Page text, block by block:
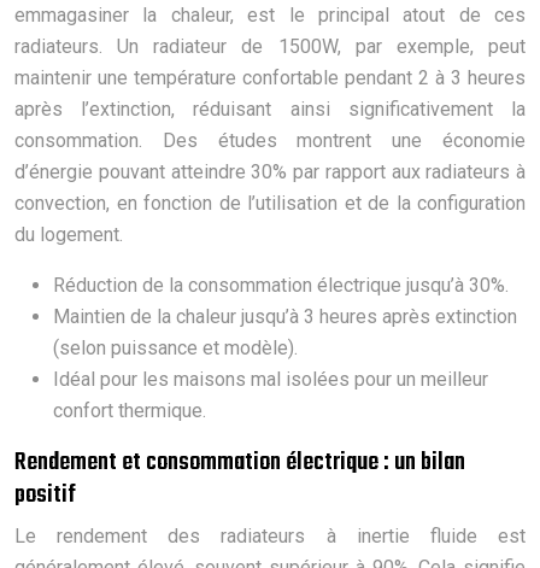
emmagasiner la chaleur, est le principal atout de ces
radiateurs. Un radiateur de 1500W, par exemple, peut
maintenir une température confortable pendant 2 à 3 heures
après l’extinction, réduisant ainsi significativement la
consommation. Des études montrent une économie
d’énergie pouvant atteindre 30% par rapport aux radiateurs à
convection, en fonction de l’utilisation et de la configuration
du logement.
Réduction de la consommation électrique jusqu’à 30%.
Maintien de la chaleur jusqu’à 3 heures après extinction
(selon puissance et modèle).
Idéal pour les maisons mal isolées pour un meilleur
confort thermique.
Rendement et consommation électrique : un bilan
positif
Le rendement des radiateurs à inertie fluide est